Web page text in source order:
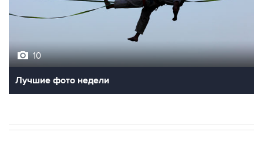
10
Лучшие фото недели